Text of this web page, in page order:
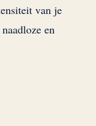
van je
en